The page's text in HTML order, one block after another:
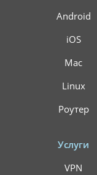
Android
iOS
Mac
Linux
Роутер
Услуги
VPN